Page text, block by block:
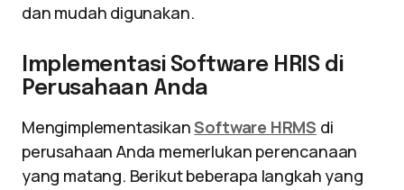
dan mudah digunakan.
Implementasi Software HRIS di
Perusahaan Anda
MengimplementasikanSoftware HRMS di
perusahaan Anda memerlukan perencanaan
yang matang. Berikut beberapa langkah yang